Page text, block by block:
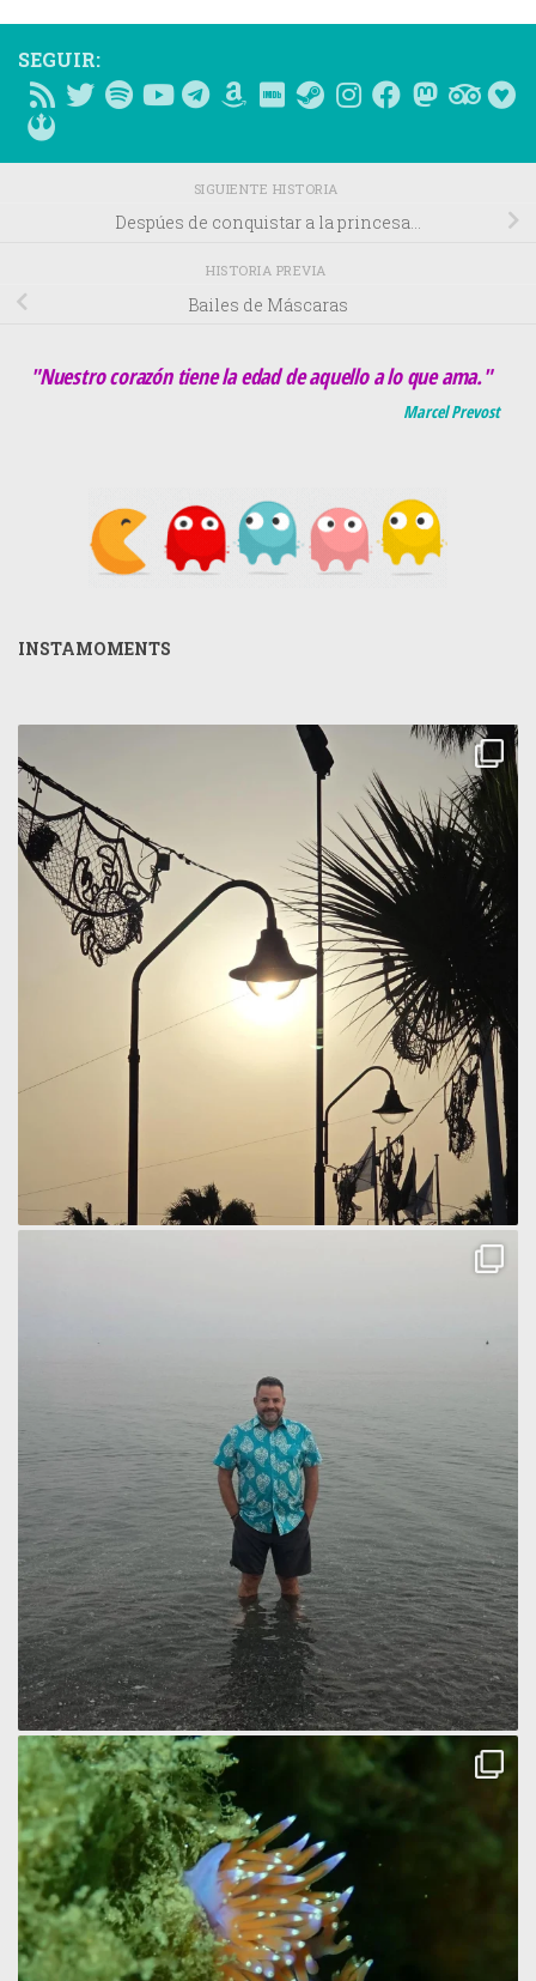
SEGUIR:
SIGUIENTE HISTORIA
Despúes de conquistar a la princesa…
HISTORIA PREVIA
Bailes de Máscaras
"Nuestro corazón tiene la edad de aquello a lo que ama."
Marcel Prevost
INSTAMOMENTS